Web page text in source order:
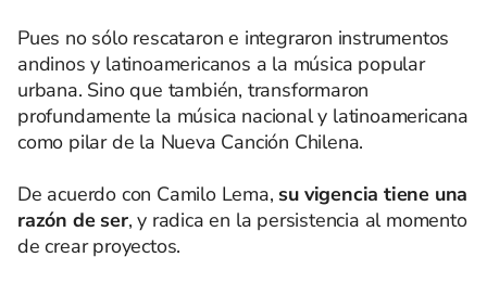
Pues no sólo rescataron e integraron instrumentos
andinos y latinoamericanos a la música popular
urbana. Sino que también, transformaron
profundamente la música nacional y latinoamericana
como pilar de la Nueva Canción Chilena.
De acuerdo con Camilo Lema, su vigencia tiene una
razón de ser, y radica en la persistencia al momento
de crear proyectos.